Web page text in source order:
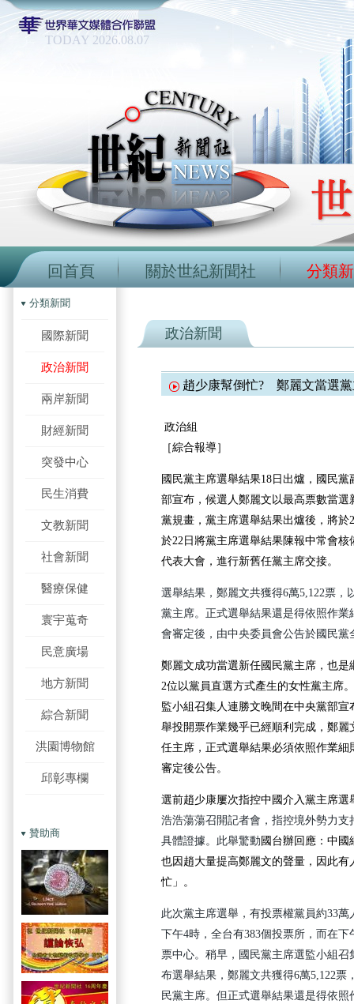
TODAY 2026.08.07
回首頁 關於世紀新聞社 分類
分類新聞
國際新聞
政治新聞
兩岸新聞
財經新聞
突發中心
民生消費
文教新聞
社會新聞
醫療保健
寰宇蒐奇
民意廣場
地方新聞
綜合新聞
洪園博物館
邱彰專欄
贊助商
政治新聞
趙少康幫倒忙? 鄭麗文當選
政治組
［綜合報導］
國民黨主席選舉結果18日出爐，國民
部宣布，候選人鄭麗文以最高票數當
黨規畫，黨主席選舉結果出爐後，將於
於22日將黨主席選舉結果陳報中常會核
代表大會，進行新舊任黨主席交接。
選舉結果，鄭麗文共獲得6萬5,122票，
黨主席。 正式選舉結果還是得依照作
會審定後，由中央委員會公告於國民黨
鄭麗文成功當選新任國民黨主席，也
2位以黨員直選方式產生的女性黨主席
監小組召集人連勝文晚間在中央黨部宣
舉投開票作業幾乎已經順利完成，鄭
任主席，正式選舉結果必須依照作業
審定後公告。
選前趙少康屢次指控中國介入黨主席選
浩浩蕩蕩召開記者會，指控境外勢力支
具體證據。此舉驚動國台辦回應：中國
也因趙大量提高鄭麗文的聲量，因此
忙」。
此次黨主席選舉，有投票權黨員約33
下午4時，全台有383個投票所，而在
票中心。稍早，國民黨主席選監小組
布選舉結果，鄭麗文共獲得6萬5,122票
民黨主席。 但正式選舉結果還是得依